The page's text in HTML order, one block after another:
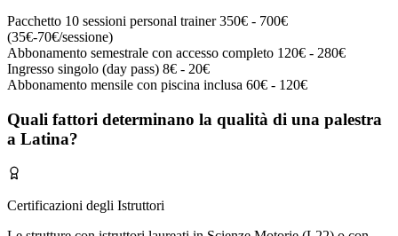
Pacchetto 10 sessioni personal trainer 350€ - 700€
(35€-70€/sessione)
Abbonamento semestrale con accesso completo 120€ - 280€
Ingresso singolo (day pass) 8€ - 20€
Abbonamento mensile con piscina inclusa 60€ - 120€
Quali fattori determinano la qualità di una palestra
a Latina?
Certificazioni degli Istruttori